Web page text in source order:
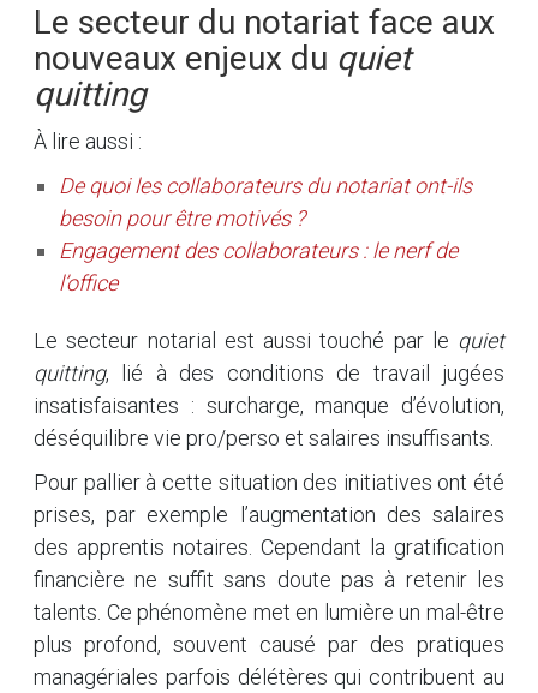
Le secteur du notariat face aux
nouveaux enjeux du quiet
quitting
À lire aussi :
De quoi les collaborateurs du notariat ont-ils
besoin pour être motivés ?
Engagement des collaborateurs : le nerf de
l’office
Le secteur notarial est aussi touché par le quiet
quitting, lié à des conditions de travail jugées
insatisfaisantes : surcharge, manque d’évolution,
déséquilibre vie pro/perso et salaires insuffisants.
Pour pallier à cette situation des initiatives ont été
prises, par exemple l’augmentation des salaires
des apprentis notaires. Cependant la gratification
financière ne suffit sans doute pas à retenir les
talents. Ce phénomène met en lumière un mal-être
plus profond, souvent causé par des pratiques
managériales parfois délétères qui contribuent au